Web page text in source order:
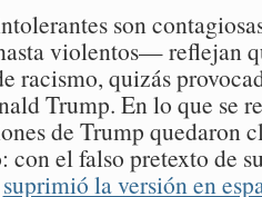
son
violentos— reflejan
racismo, quizás
Trump. En lo que se
de Trump quedaron
con el falso pretexto de
suprimió la versión en